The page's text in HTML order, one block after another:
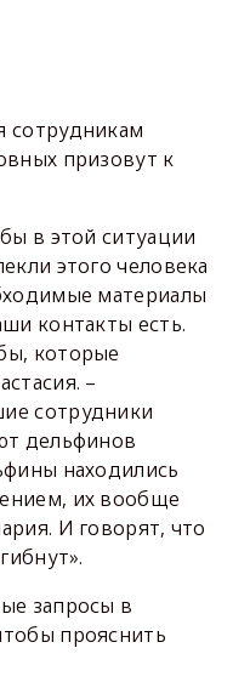
сотрудникам
призовут к
в этой ситуации
этого человека
материалы
контакты есть.
которые
–
сотрудники
дельфинов
находились
их вообще
И говорят, что
запросы в
прояснить